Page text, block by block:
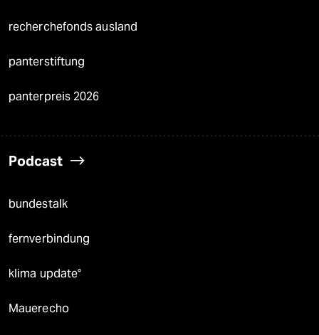
recherchefonds ausland
panterstiftung
panterpreis 2026
Podcast
bundestalk
fernverbindung
klima update°
Mauerecho